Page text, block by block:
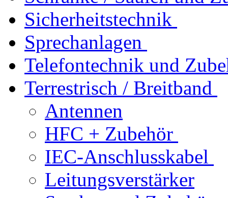
Sicherheitstechnik
Sprechanlagen
Telefontechnik und
Terrestrisch / Breitband
Antennen
HFC + Zubehör
IEC-Anschlusskabel
Leitungsverstärker